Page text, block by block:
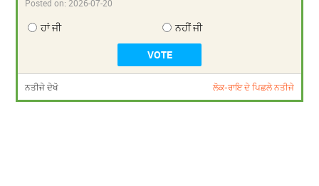
Posted on:2026-07-20
ਹਾਂ ਜੀ ਨਹੀਂ ਜੀ
ਨਤੀਜੇ ਦੇਖੋ ਲੋਕ-ਰਾਇ ਦੇ ਪਿਛਲੇ ਨਤੀਜੇ